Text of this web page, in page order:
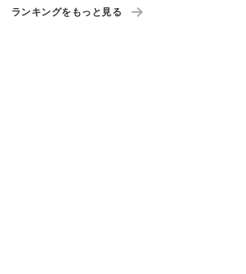
ランキングをもっと見る